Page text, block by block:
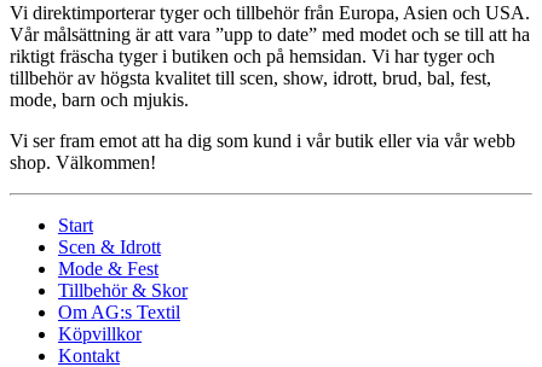
Vi direktimporterar tyger och tillbehör från Europa, Asien och USA.
Vår målsättning är att vara ”upp to date” med modet och se till att ha
riktigt fräscha tyger i butiken och på hemsidan. Vi har tyger och
tillbehör av högsta kvalitet till scen, show, idrott, brud, bal, fest,
mode, barn och mjukis.
Vi ser fram emot att ha dig som kund i vår butik eller via vår webb
shop. Välkommen!
Start
Scen & Idrott
Mode & Fest
Tillbehör & Skor
Om AG:s Textil
Köpvillkor
Kontakt